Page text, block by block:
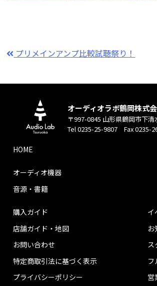
プリメインアンプ比較試聴祭り！
オーディオラボ鶴岡株式
〒997-0845 山形県鶴岡市下清
Tel 0235-25-9807 Fax 0235-
HOME
オーディオ機器
音源・書籍
購入ガイド
店舗ガイド・地図
お問い合わせ
特定商取引法に基づく表示
プライバシーポリシー
イ
お
ス
営